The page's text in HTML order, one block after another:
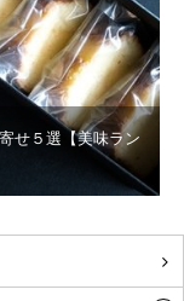
せ５選【美味ラン